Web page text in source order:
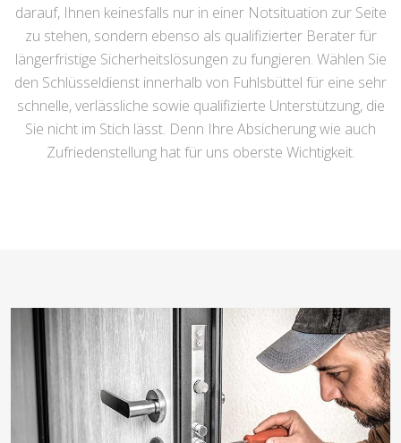
darauf, Ihnen keinesfalls nur in einer Notsituation zur Seite
zu stehen, sondern ebenso als qualifizierter Berater für
längerfristige Sicherheitslösungen zu fungieren. Wählen Sie
den Schlüsseldienst innerhalb von Fuhlsbüttel für eine sehr
schnelle, verlässliche sowie qualifizierte Unterstützung, die
Sie nicht im Stich lässt. Denn Ihre Absicherung wie auch
Zufriedenstellung hat für uns oberste Wichtigkeit.